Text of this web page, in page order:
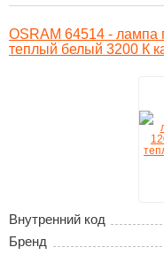
OSRAM 64514 - лампа
теплый белый 3200 К
Внутренний код
Бренд